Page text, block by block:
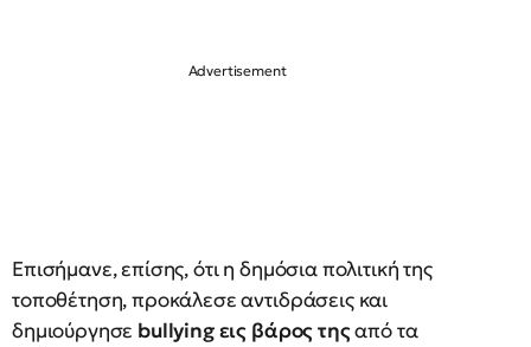
Επισήμανε, επίσης, ότι η δημόσια πολιτική της
τοποθέτηση, προκάλεσε αντιδράσεις και
δημιούργησε bullying εις βάρος τηςαπό τα